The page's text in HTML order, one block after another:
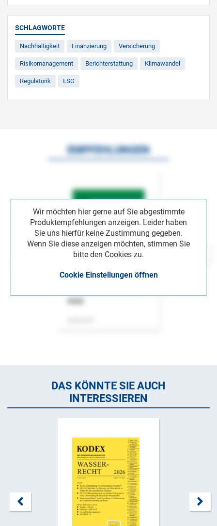
SCHLAGWORTE
Nachhaltigkeit Finanzierung Versicherung
Risikomanagement Berichterstattung Klimawandel
Regulatorik ESG
Wir möchten hier gerne auf Sie abgestimmte
Produktempfehlungen anzeigen. Leider haben
Sie uns hierfür keine Zustimmung gegeben.
Wenn Sie diese anzeigen möchten, stimmen Sie
bitte den Cookies zu.
Cookie Einstellungen öffnen
EMPFEHLUNGEN
DAS KÖNNTE SIE AUCH
INTERESSIEREN